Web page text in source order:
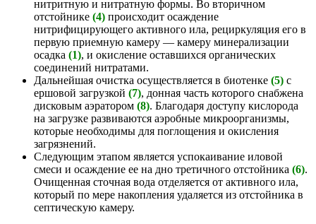
нитритную и нитратную формы. Во вторичном
отстойнике (4) происходит осаждение
нитрифицирующего активного ила, рециркуляция его в
первую приемную камеру — камеру минерализации
осадка (1), и окисление оставшихся органических
соединений нитратами.
Дальнейшая очистка осуществляется в биотенке (5) с
ершовой загрузкой (7), донная часть которого снабжена
дисковым аэратором (8). Благодаря доступу кислорода
на загрузке развиваются аэробные микроорганизмы,
которые необходимы для поглощения и окисления
загрязнений.
Следующим этапом является успокаивание иловой
смеси и осаждение ее на дно третичного отстойника (6).
Очищенная сточная вода отделяется от активного ила,
который по мере накопления удаляется из отстойника в
септическую камеру.